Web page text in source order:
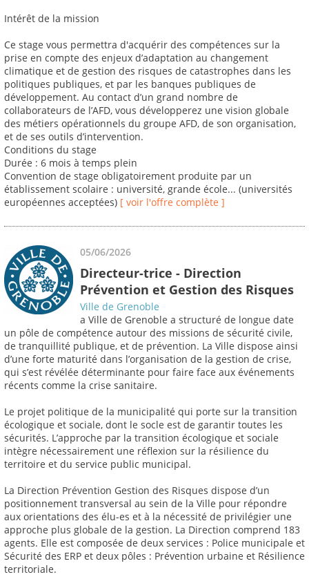
Intérêt de la mission
Ce stage vous permettra d'acquérir des compétences sur la
prise en compte des enjeux d’adaptation au changement
climatique et de gestion des risques de catastrophes dans les
politiques publiques, et par les banques publiques de
développement. Au contact d’un grand nombre de
collaborateurs de l’AFD, vous développerez une vision globale
des métiers opérationnels du groupe AFD, de son organisation,
et de ses outils d’intervention.
Conditions du stage
Durée : 6 mois à temps plein
Convention de stage obligatoirement produite par un
établissement scolaire : université, grande école... (universités
européennes acceptées) [ voir l'offre complète ]
05/06/2026
Directeur-trice - Direction
Prévention et Gestion des Risques
Ville de Grenoble
a Ville de Grenoble a structuré de longue date
un pôle de compétence autour des missions de sécurité civile,
de tranquillité publique, et de prévention. La Ville dispose ainsi
d’une forte maturité dans l’organisation de la gestion de crise,
qui s’est révélée déterminante pour faire face aux événements
récents comme la crise sanitaire.
Le projet politique de la municipalité qui porte sur la transition
écologique et sociale, dont le socle est de garantir toutes les
sécurités. L’approche par la transition écologique et sociale
intègre nécessairement une réflexion sur la résilience du
territoire et du service public municipal.
La Direction Prévention Gestion des Risques dispose d’un
positionnement transversal au sein de la Ville pour répondre
aux orientations des élu-es et à la nécessité de privilégier une
approche plus globale de la gestion. La Direction comprend 183
agents. Elle est composée de deux services : Police municipale et
Sécurité des ERP et deux pôles : Prévention urbaine et Résilience
territoriale.